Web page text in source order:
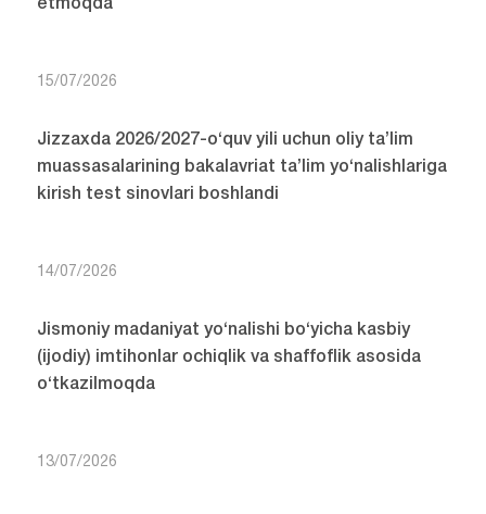
etmoqda
15/07/2026
Jizzaxda 2026/2027-o‘quv yili uchun oliy ta’lim
muassasalarining bakalavriat ta’lim yo‘nalishlariga
kirish test sinovlari boshlandi
14/07/2026
Jismoniy madaniyat yo‘nalishi bo‘yicha kasbiy
(ijodiy) imtihonlar ochiqlik va shaffoflik asosida
o‘tkazilmoqda
13/07/2026